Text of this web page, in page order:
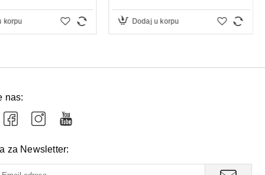
korpu Dodaj u korpu
nas:
za Newsletter: